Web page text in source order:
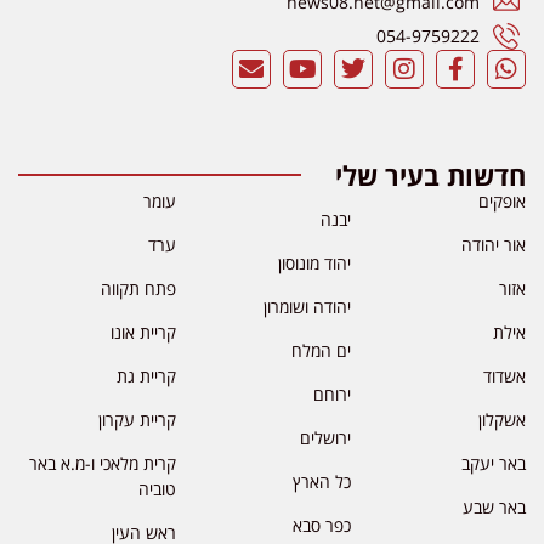
054-9759222
חדשות בעיר שלי
אופקים
אור יהודה
אזור
אילת
אשדוד
אשקלון
באר יעקב
באר שבע
יבנה
יהוד מונוסון
יהודה ושומרון
ים המלח
ירוחם
ירושלים
כל הארץ
כפר סבא
עומר
ערד
פתח תקווה
קריית אונו
קריית גת
קריית עקרון
קרית מלאכי ו-מ.א באר
טוביה
ראש העין